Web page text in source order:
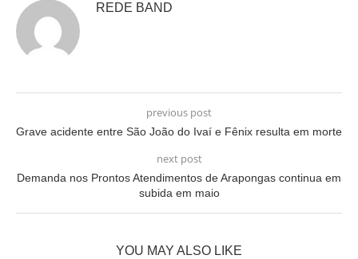
REDE BAND
previous post
Grave acidente entre São João do Ivaí e Fênix resulta em morte
next post
Demanda nos Prontos Atendimentos de Arapongas continua em
subida em maio
YOU MAY ALSO LIKE